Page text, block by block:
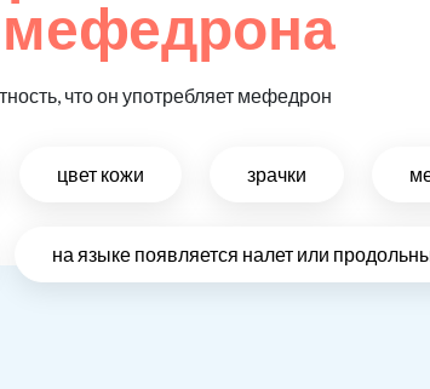
что он употребляет мефедрон
цвет кожи зрачки
на языке появляется налет или